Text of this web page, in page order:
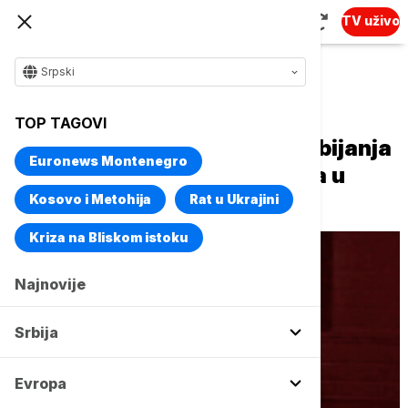
TV uživo
Srpski
TOP TAGOVI
Euronews Montenegro
Kosovo i Metohija Rat u Ukrajini
Kriza na Bliskom istoku
Najnovije
Srbija
Evropa
Uhapšen muškarac zbog razbijanja
prozora na kući Džej Di Vensa u
Ohaju